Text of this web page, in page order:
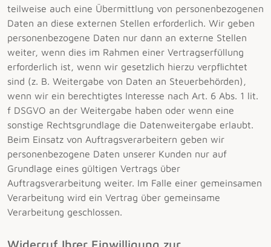
teilweise auch eine Übermittlung von personenbezogenen
Daten an diese externen Stellen erforderlich. Wir geben
personenbezogene Daten nur dann an externe Stellen
weiter, wenn dies im Rahmen einer Vertragserfüllung
erforderlich ist, wenn wir gesetzlich hierzu verpflichtet
sind (z. B. Weitergabe von Daten an Steuerbehörden),
wenn wir ein berechtigtes Interesse nach Art. 6 Abs. 1 lit.
f DSGVO an der Weitergabe haben oder wenn eine
sonstige Rechtsgrundlage die Datenweitergabe erlaubt.
Beim Einsatz von Auftragsverarbeitern geben wir
personenbezogene Daten unserer Kunden nur auf
Grundlage eines gültigen Vertrags über
Auftragsverarbeitung weiter. Im Falle einer gemeinsamen
Verarbeitung wird ein Vertrag über gemeinsame
Verarbeitung geschlossen.